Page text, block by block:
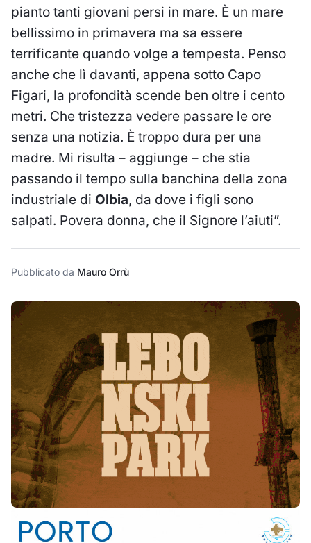
pianto tanti giovani persi in mare. È un mare
bellissimo in primavera ma sa essere
terrificante quando volge a tempesta. Penso
anche che lì davanti, appena sotto Capo
Figari, la profondità scende ben oltre i cento
metri. Che tristezza vedere passare le ore
senza una notizia. È troppo dura per una
madre. Mi risulta – aggiunge – che stia
passando il tempo sulla banchina della zona
industriale di Olbia, da dove i figli sono
salpati. Povera donna, che il Signore l’aiuti”.
Pubblicato da Mauro Orrù